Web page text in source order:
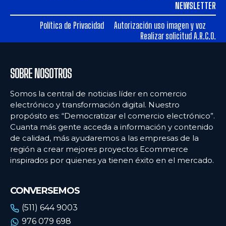
Ecommercenews
BOLIVIA
CHILE
COLOMBIA
ECUADOR
MÉXICO
URUGUAY
VENEZUELA
Ecommercenews
BOLIVIA
CHILE
COLOMBIA
ECUADOR
MÉXICO
URUGUAY
VENEZUELA
NEWSLETTER
Política de Privacidad
Autorización uso imagen y voz
Realizar solicitud A.R.C.O.
SOBRE NOSOTROS
Somos la central de noticias líder en comercio
electrónico y transformación digital. Nuestro
propósito es: “Democratizar el comercio electrónico”.
Cuanta más gente acceda a información y contenido
de calidad, más ayudaremos a las empresas de la
región a crear mejores proyectos Ecommerce
inspirados por quienes ya tienen éxito en el mercado.
CONVERSEMOS
(511) 644 9003
976 079 698